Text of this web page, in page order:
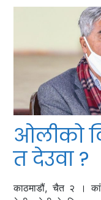
ओलीको
त देउवा ?
काठमाडौं, चैत २ ।